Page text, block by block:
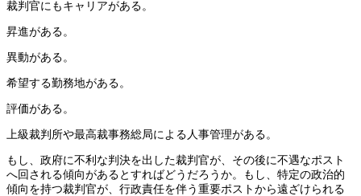
裁判官にもキャリアがある。
昇進がある。
異動がある。
希望する勤務地がある。
評価がある。
上級裁判所や最高裁事務総局による人事管理がある。
もし、政府に不利な判決を出した裁判官が、その後に不遇なポスト
へ回される傾向があるとすればどうだろうか。もし、特定の政治的
傾向を持つ裁判官が、行政責任を伴う重要ポストから遠ざけられる